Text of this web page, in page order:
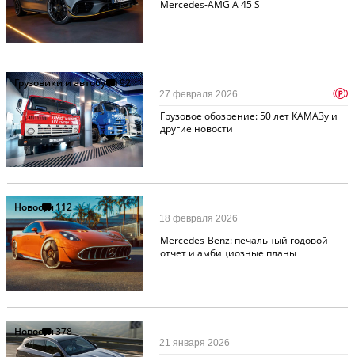
Mercedes-AMG A 45 S
Грузовики и автобусы92
Грузовое обозрение: 50 лет КАМАЗу и
другие новости
27 февраля 2026 p
Новости112
Mercedes-Benz: печальный годовой
отчет и амбициозные планы
18 февраля 2026
Новости378
21 января 2026